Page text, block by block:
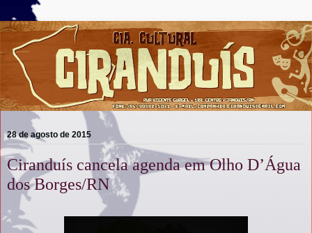
28 de agosto de 2015
Ciranduís cancela agenda em Olho D’Água
dos Borges/RN